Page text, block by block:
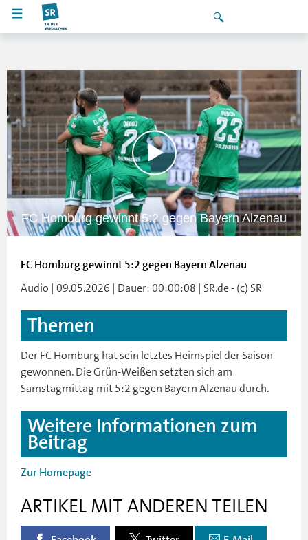
FC Homburg gewinnt 5:2 gegen Bayern Alzenau
FC Homburg gewinnt 5:2 gegen Bayern Alzenau
Audio | 09.05.2026 | Dauer: 00:00:08 | SR.de - (c) SR
Themen
Der FC Homburg hat sein letztes Heimspiel der Saison
gewonnen. Die Grün-Weißen setzten sich am
Samstagmittag mit 5:2 gegen Bayern Alzenau durch.
Weitere Informationen zum
Beitrag
Zur Homepage
ARTIKEL MIT ANDEREN TEILEN